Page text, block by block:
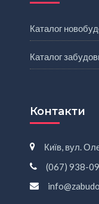
Каталог
Каталог
Контакти
Київ, вул.
(067) 938-